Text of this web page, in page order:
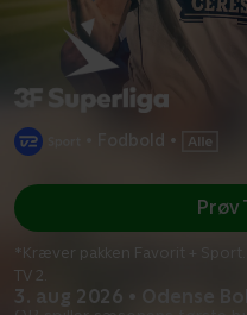
Fodbold •
3. aug 2026 • Odense
Prøv
*Kræver pakken Favorit +
TV 2.